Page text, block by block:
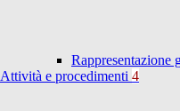
Rappresentazione
Attività e procedimenti 4